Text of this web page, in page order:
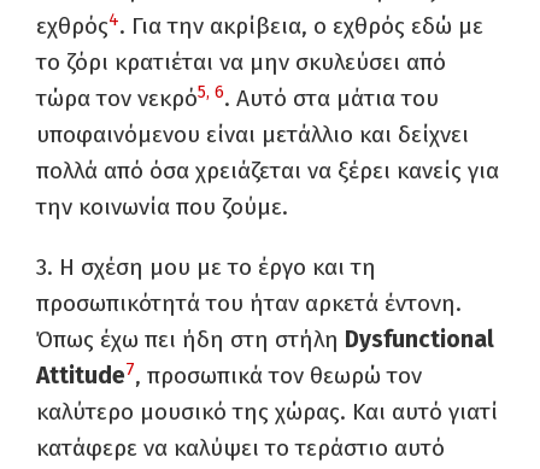
εχθρός4. Για την ακρίβεια, ο εχθρός εδώ με
το ζόρι κρατιέται να μην σκυλεύσει από
τώρα τον νεκρό5, 6. Αυτό στα μάτια του
υποφαινόμενου είναι μετάλλιο και δείχνει
πολλά από όσα χρειάζεται να ξέρει κανείς για
την κοινωνία που ζούμε.
3. Η σχέση μου με το έργο και τη
προσωπικότητά του ήταν αρκετά έντονη.
Όπως έχω πει ήδη στη στήλη Dysfunctional
Attitude7, προσωπικά τον θεωρώ τον
καλύτερο μουσικό της χώρας. Και αυτό γιατί
κατάφερε να καλύψει το τεράστιο αυτό